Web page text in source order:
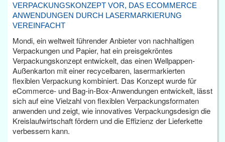
VERPACKUNGSKONZEPT VOR, DAS ECOMMERCE
ANWENDUNGEN DURCH LASERMARKIERUNG
VEREINFACHT
Mondi, ein weltweit führender Anbieter von nachhaltigen
Verpackungen und Papier, hat ein preisgekröntes
Verpackungskonzept entwickelt, das einen Wellpappen-
Außenkarton mit einer recycelbaren, lasermarkierten
flexiblen Verpackung kombiniert. Das Konzept wurde für
eCommerce- und Bag-in-Box-Anwendungen entwickelt, lässt
sich auf eine Vielzahl von flexiblen Verpackungsformaten
anwenden und zeigt, wie innovatives Verpackungsdesign die
Kreislaufwirtschaft fördern und die Effizienz der Lieferkette
verbessern kann.